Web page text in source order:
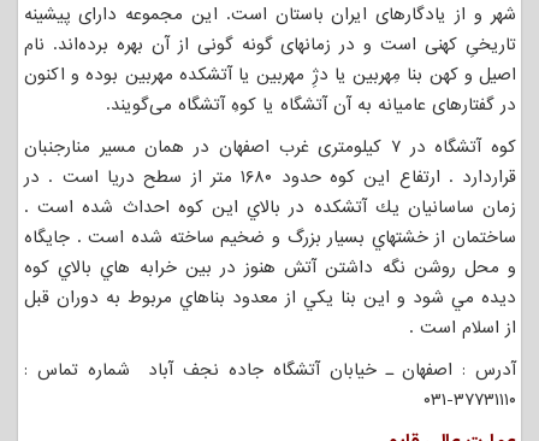
شهر و از یادگارهای ایران باستان است. این مجموعه دارای پیشینه
تاریخیِ کهنی است و در زمانهای گونه گونی از آن بهره برده‌اند. نام
اصیل و کهن بنا مِهربین یا دژِ مهربین یا آتشکده مهربین بوده و اکنون
در گفتارهای عامیانه به آن آتشگاه یا کوهِ آتشگاه می‌گویند.
کوه آتشگاه در ۷ کیلومتری غرب اصفهان در همان مسیر منارجنبان
قراردارد . ارتفاع اين کوه حدود ۱۶۸۰ متر از سطح دريا است . در
زمان ساسانيان يك آتشكده در بالاي اين كوه احداث شده است .
ساختمان از خشتهاي بسيار بزرگ و ضخيم ساخته شده است . جايگاه
و محل روشن نگه داشتن آتش هنوز در بين خرابه هاي بالاي كوه
ديده مي شود و اين بنا يكي از معدود بناهاي مربوط به دوران قبل
از اسلام است .
آدرس : اصفهان ـ خیابان آتشگاه جاده نجف آباد شماره تماس :
۳۷۷۳۱۱۱۰-۰۳۱